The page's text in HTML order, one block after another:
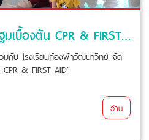
กิจกรรม "อบรมการปฐมเบื้องต้น CPR & FIRST AID"
มกับ โรงเรียนก้องฟ้าวัฒนาวิทย์ จัด
& FIRST AID"
อ่าน